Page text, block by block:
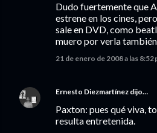
Dudo fuertemente que
estrene en los cines,
sale en DVD, como
muero por verla
21 de enero de 2008 a las 8:52
Ernesto Diezmartínez dijo…
Paxton: pues qué viva,
resulta entretenida.